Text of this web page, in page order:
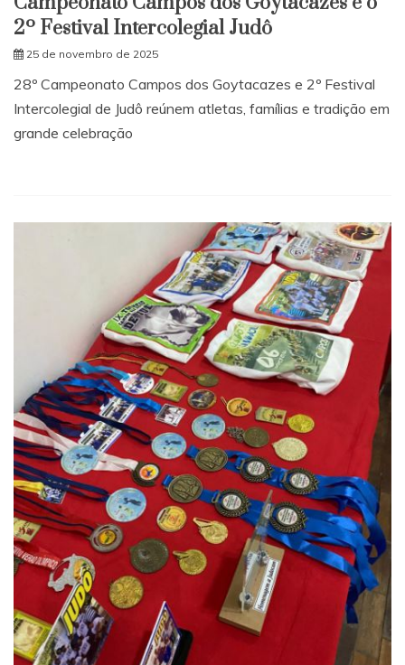
2º Festival Intercolegial Judô
25 de novembro de 2025
28º Campeonato Campos dos Goytacazes e 2º Festival
Intercolegial de Judô reúnem atletas, famílias e tradição em
grande celebração